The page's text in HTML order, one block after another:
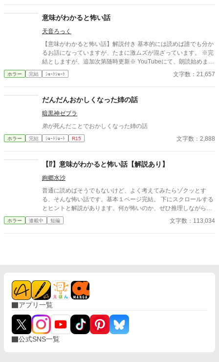
意味がわかると怖い話
天音ろっく
【意味がわかると怖い話】解説付き 基本的には読めば誰でも分か
るお話になっていますが、たまに激ムズが混ざっています。 ※完
結としますが、追加次第随時更新※ YouTubeにて、朗読始めまし
た(*'ω'*) お休み前や何かの作業のお供に、耳から読書はいかがで
すか？📕 https://youtube.com/@yuachanRio
ホラー 完結 ｼｮｰﾄｼｮｰﾄ 文字数：21,657
だんだんおかしくなった姉の話
暗黒神ゼブラ
弟が死んだことでおかしくなった姉の話
ホラー 完結 ｼｮｰﾄｼｮｰﾄ R15 文字数：2,888
【⁉】意味がわかると怖い話【解説あり】
絢郷水沙
普通に読めばそうでもないけど、よく考えてみたらゾクッとす
る、そんな怖い話です。基本１ページ完結。 下にスクロールする
とヒントと解説があります。何が怖いのか、ぜひ推理しながら読
み進めてみてください。 ※全話オリジナル作品です。
ホラー 連載中 短編 文字数：113,034
アプリ一覧
公式SNS一覧